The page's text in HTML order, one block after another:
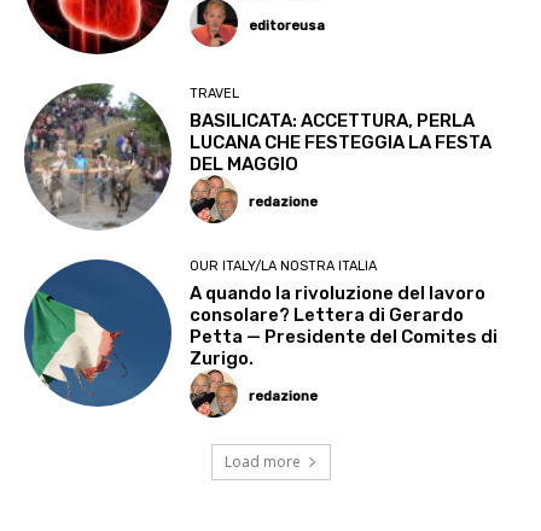
editoreusa
TRAVEL
BASILICATA: ACCETTURA, PERLA
LUCANA CHE FESTEGGIA LA FESTA
DEL MAGGIO
redazione
OUR ITALY/LA NOSTRA ITALIA
A quando la rivoluzione del lavoro
consolare? Lettera di Gerardo
Petta — Presidente del Comites di
Zurigo.
redazione
Load more